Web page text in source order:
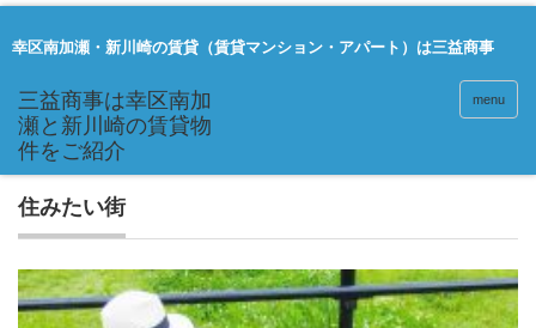
幸区南加瀬・新川崎の賃貸（賃貸マンション・アパート）は三益商事
menu
住みたい街